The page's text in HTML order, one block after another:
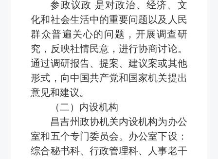
参政议政 是对政治、经济、文
化和社会生活中的重要问题以及人民
群众普遍关心的问题，开展调查研
究，反映社情民意，进行协商讨论。
通过调研报告、提案、建议案或其他
形式，向中国共产党和国家机关提出
意见和建议。
（二）内设机构
昌吉州政协机关内设机构为办公
室和五个专门委员会。办公室下设：
综合秘书科、行政管理科、人事老干